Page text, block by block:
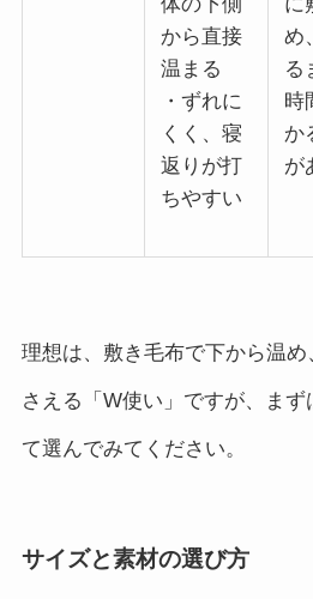
から直接
温まる
・ずれに
くく、寝
返りが打
ちやすい
め
る
時
か
が
理想は、敷き毛布で下から温
さえる「W使い」ですが、ま
て選んでみてください。
サイズと素材の選び方